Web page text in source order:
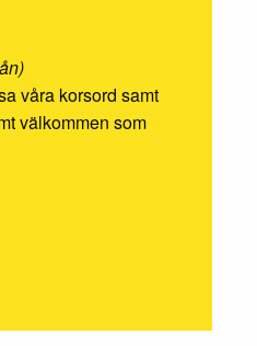
våra korsord samt
välkommen som